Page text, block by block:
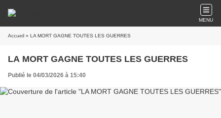
MENU
Accueil » LA MORT GAGNE TOUTES LES GUERRES
LA MORT GAGNE TOUTES LES GUERRES
Publié le 04/03/2026 à 15:40